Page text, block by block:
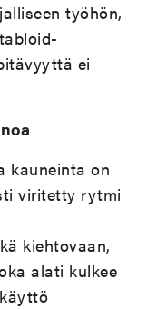
työhön,
ei
kauneinta on
viritetty rytmi
kiehtovaan,
alati kulkee